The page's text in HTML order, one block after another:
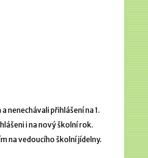
nenechávali přihlášení na 1.
i na nový školní rok.
na vedoucího školní jídelny.